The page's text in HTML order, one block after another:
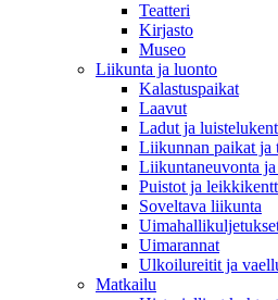
Teatteri
Kirjasto
Museo
Liikunta ja luonto
Kalastuspaikat
Laavut
Ladut ja
Liikunnan paikat ja
Liikuntaneuvonta
Puistot ja
Soveltava liikunta
Uimarannat
Ulkoilureitit ja
Matkailu